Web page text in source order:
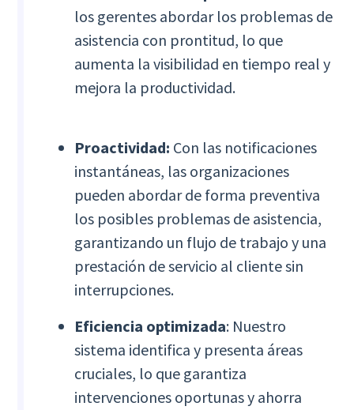
los gerentes abordar los problemas de
asistencia con prontitud, lo que
aumenta la visibilidad en tiempo real y
mejora la productividad.
Proactividad: Con las notificaciones
instantáneas, las organizaciones
pueden abordar de forma preventiva
los posibles problemas de asistencia,
garantizando un flujo de trabajo y una
prestación de servicio al cliente sin
interrupciones.
Eficiencia optimizada: Nuestro
sistema identifica y presenta áreas
cruciales, lo que garantiza
intervenciones oportunas y ahorra